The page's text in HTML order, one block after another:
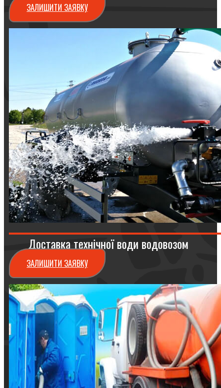
ЗАЛИШИТИ ЗАЯВКУ
Доставка технічної води водовозом
ЗАЛИШИТИ ЗАЯВКУ